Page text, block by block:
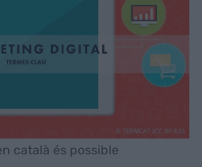
català és possible